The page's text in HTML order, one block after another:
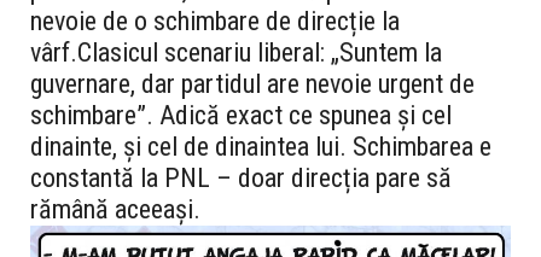
nevoie de o schimbare de direcție la
vârf.Clasicul scenariu liberal: „Suntem la
guvernare, dar partidul are nevoie urgent de
schimbare”. Adică exact ce spunea și cel
dinainte, și cel de dinaintea lui. Schimbarea e
constantă la PNL – doar direcția pare să
rămână aceeași.